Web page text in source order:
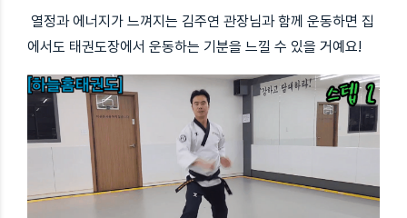
열정과 에너지가 느껴지는 김주연 관장님과 함께 운동하면 집
에서도 태권도장에서 운동하는 기분을 느낄 수 있을 거예요!